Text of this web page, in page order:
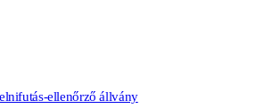
ellenőrző állvány